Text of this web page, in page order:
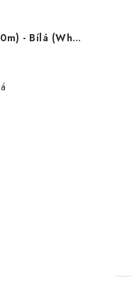
Woody 5 mm (100m) - Bílá (White)